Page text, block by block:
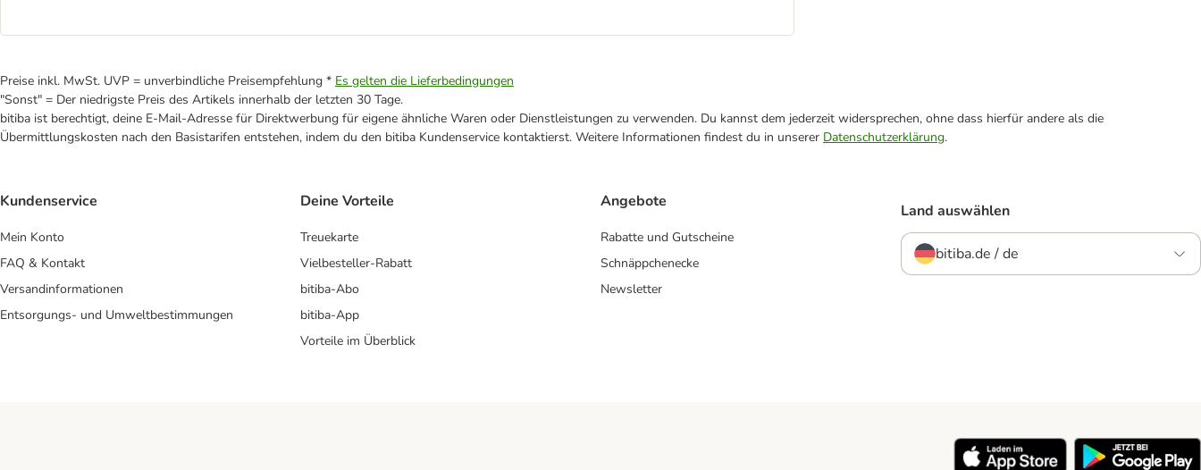
Preise inkl. MwSt. UVP = unverbindliche Preisempfehlung * Es gelten die Lieferbedingungen
"Sonst" = Der niedrigste Preis des Artikels innerhalb der letzten 30 Tage.
bitiba ist berechtigt, deine E-Mail-Adresse für Direktwerbung für eigene ähnliche Waren oder Dienstleistungen zu verwenden. Du kannst dem jederzeit widersprechen, ohne dass hierfür andere als die
Übermittlungskosten nach den Basistarifen entstehen, indem du den bitiba Kundenservice kontaktierst. Weitere Informationen findest du in unserer Datenschutzerklärung.
Kundenservice
Mein Konto
FAQ & Kontakt
Versandinformationen
Entsorgungs- und Umweltbestimmungen
Deine Vorteile
Treuekarte
Vielbesteller-Rabatt
bitiba-Abo
bitiba-App
Vorteile im Überblick
Angebote
Rabatte und Gutscheine
Schnäppchenecke
Newsletter
Land auswählen
bitiba.de / de